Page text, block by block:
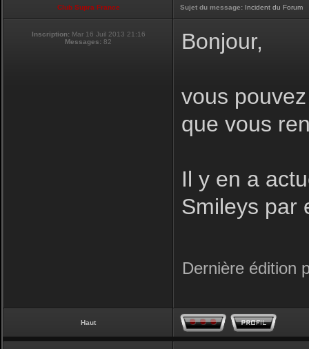
Club Supra France Sujet du message: Incident du Forum
Inscription: Mar 16 Juil 2013 21:16
Messages: 82 Bonjour,
vous
que vous
Il y en a
Smileys par
Dernière édition
Haut